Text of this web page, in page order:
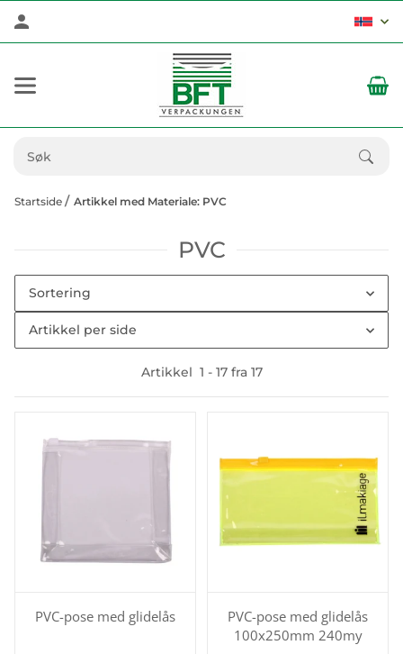
Startside Artikkel med Materiale: PVC
PVC
Sortering
Artikkel per side
Artikkel 1 - 17fra 17
PVC-pose med glidelås
PVC-pose med glidelås
100x250mm 240my